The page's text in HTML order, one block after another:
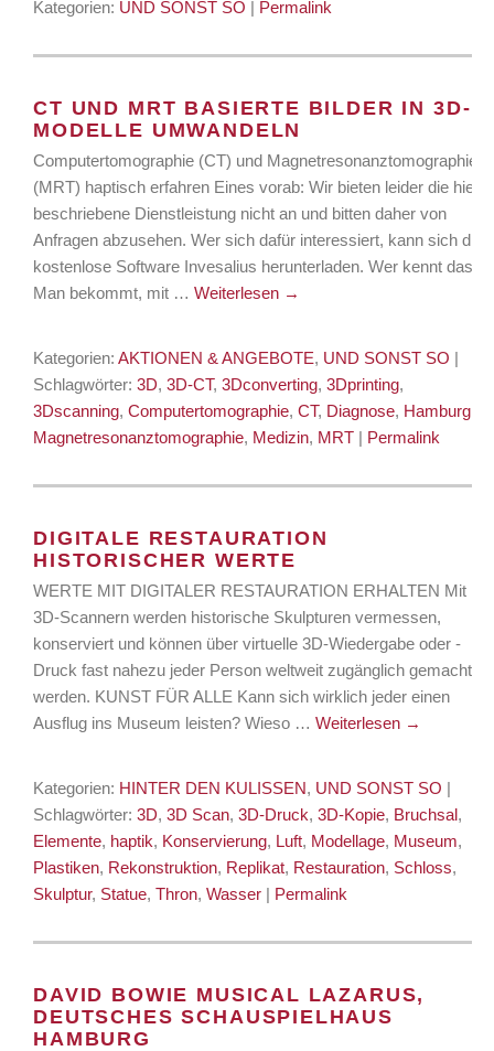
Kategorien: UND SONST SO | Permalink
CT UND MRT BASIERTE BILDER IN 3D-
MODELLE UMWANDELN
Computertomographie (CT) und Magnetresonanztomographie
(MRT) haptisch erfahren Eines vorab: Wir bieten leider die hier
beschriebene Dienstleistung nicht an und bitten daher von
Anfragen abzusehen. Wer sich dafür interessiert, kann sich die
kostenlose Software Invesalius herunterladen. Wer kennt das?
Man bekommt, mit …Weiterlesen →
Kategorien:AKTIONEN & ANGEBOTE, UND SONST SO |
Schlagwörter:3D,3D-CT,3Dconverting,3Dprinting,
3Dscanning,Computertomographie,CT, Diagnose, Hamburg
Magnetresonanztomographie, Medizin, MRT | Permalink
DIGITALE RESTAURATION
HISTORISCHER WERTE
WERTE MIT DIGITALER RESTAURATION ERHALTEN Mit
3D-Scannern werden historische Skulpturen vermessen,
konserviert und können über virtuelle 3D-Wiedergabe oder -
Druck fast nahezu jeder Person weltweit zugänglich gemacht
werden. KUNST FÜR ALLE Kann sich wirklich jeder einen
Ausflug ins Museum leisten? Wieso …Weiterlesen →
Kategorien: HINTER DEN KULISSEN, UND SONST SO |
Schlagwörter:3D,3D Scan,3D-Druck,3D-Kopie, Bruchsal,
Elemente, haptik, Konservierung, Luft, Modellage, Museum,
Plastiken, Rekonstruktion, Replikat, Restauration, Schloss,
Skulptur, Statue,Thron,Wasser | Permalink
DAVID BOWIE MUSICAL LAZARUS,
DEUTSCHES SCHAUSPIELHAUS
HAMBURG